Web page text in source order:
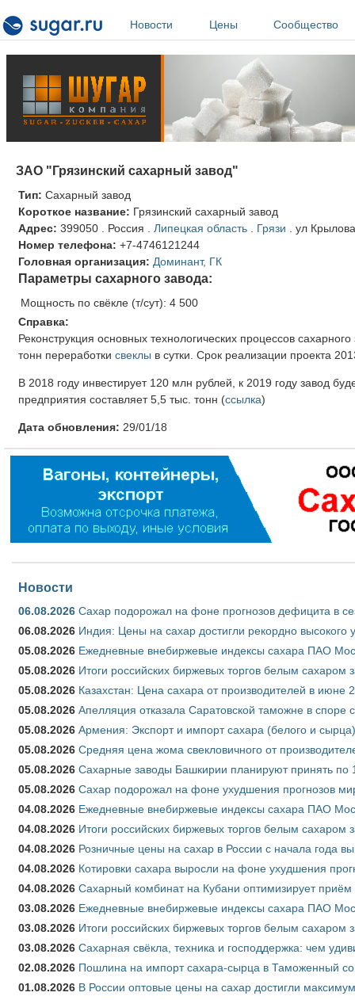
Новости
Цены Сообщество
ЗАО "Грязинский сахарный завод"
Тип: Сахарный завод
Короткое название: Грязинский сахарный завод
Адрес: 399050 Россия Липецкая область Грязи
ул
Номер телефона: +7-4746121244
Головная организация: Доминант, ГК
Параметры сахарного завода:
Мощность по свёкле (т/сут): 4 500
Справка:
Реконструкция основных технологических процессов
тонн переработки свеклы в сутки. Срок реализации проекта
В 2018 году инвестирует 120 млн рублей, к 2019 году завод
предприятия составляет 5,5 тыс. тонн (ссылка)
Дата обновления: 29/01/18
Новости
06.08.2026 Сахар подорожал на фоне прогнозов дефицита в
06.08.2026 Индия: Цены на сахар достигли рекордно высокого
05.08.2026 Ежедневные внебиржевые индексы сахара ПАО
05.08.2026 Итоги российских биржевых торгов белым сахаром
05.08.2026 Казахстан: Цена сахара от производителей в июне
05.08.2026 Апелляция отказала Саратовской таможне в
05.08.2026 Армения: Экспорт и импорт сахара (белого и
05.08.2026 Средняя цена жома свекловичного от
05.08.2026 Сахарные заводы Башкирии планируют принять по
05.08.2026 Сахар подорожал на фоне ухудшения прогнозов
04.08.2026 Ежедневные внебиржевые индексы сахара ПАО
04.08.2026 Итоги российских биржевых торгов белым сахаром
04.08.2026 Розничные цены на сахар в России с начала года
04.08.2026 Котировки сахара выросли на фоне ухудшения
04.08.2026 Сахарный комбинат на Кубани оптимизирует приём
03.08.2026 Ежедневные внебиржевые индексы сахара ПАО
03.08.2026 Итоги российских биржевых торгов белым сахаром
03.08.2026 Сахарная свёкла, техника и господдержка: чем
02.08.2026 Пошлина на импорт сахара-сырца в Таможенный
01.08.2026 В России оптовые цены на сахар достигли